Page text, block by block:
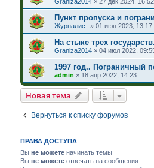
Пункт пропуска и
Журналист» 01 июн 2023, 13:17
На стыке трех
Graniza2014» 04 июл 2022,
1997 год.. Пограничный
admin » 18 апр 2022, 14:23
Новая тема
Вернуться к списку форумов
ПРАВА ДОСТУПА
Вы не можетеначинать темы
Вы не можетеотвечать на сообщения